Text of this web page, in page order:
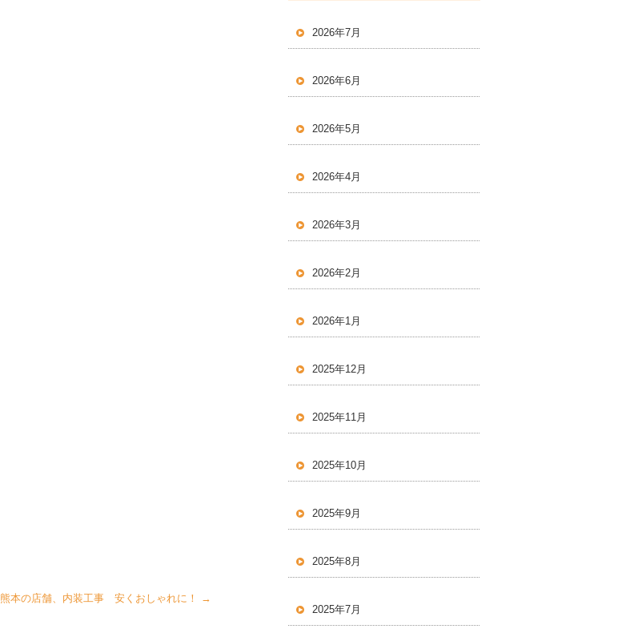
熊本の店舗、内装工事 安くおしゃれに！ →
2026年7月
2026年6月
2026年5月
2026年4月
2026年3月
2026年2月
2026年1月
2025年12月
2025年11月
2025年10月
2025年9月
2025年8月
2025年7月